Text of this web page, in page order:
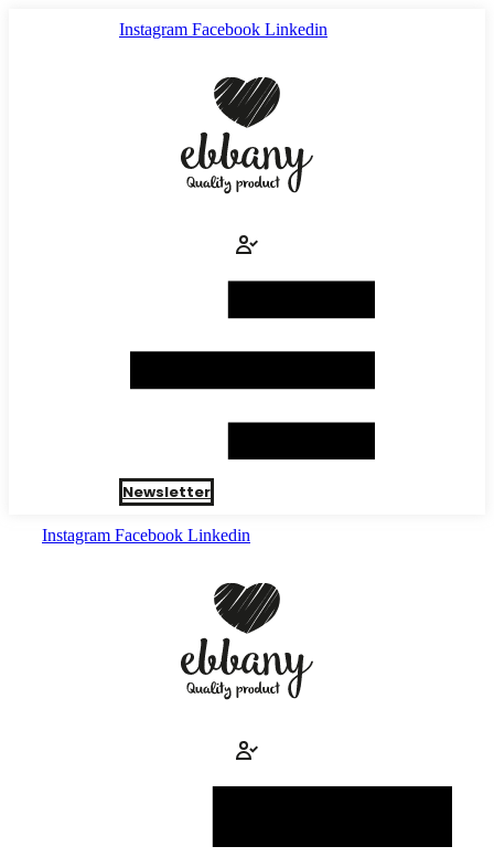
Instagram Facebook Linkedin
Newsletter
Instagram Facebook Linkedin